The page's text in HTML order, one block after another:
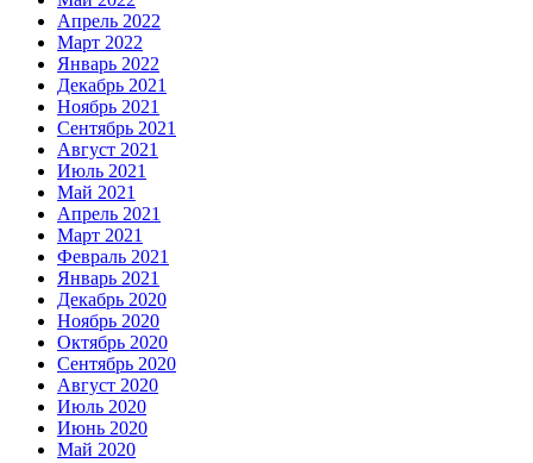
Апрель 2022
Март 2022
Январь 2022
Декабрь 2021
Ноябрь 2021
Сентябрь 2021
Август 2021
Июль 2021
Май 2021
Апрель 2021
Март 2021
Февраль 2021
Январь 2021
Декабрь 2020
Ноябрь 2020
Октябрь 2020
Сентябрь 2020
Август 2020
Июль 2020
Июнь 2020
Май 2020